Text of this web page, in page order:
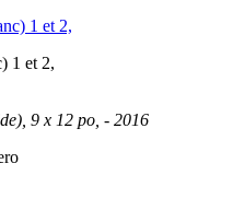
1 et 2,
9 x 12 po, - 2016